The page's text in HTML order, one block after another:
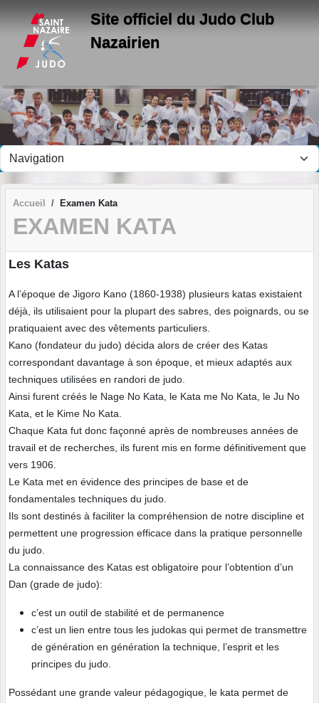
Site officiel du Judo Club
Nazairien
Accueil Examen Kata
EXAMEN KATA
Les Katas
A l’époque de Jigoro Kano (1860-1938) plusieurs katas existaient
déjà, ils utilisaient pour la plupart des sabres, des poignards, ou se
pratiquaient avec des vêtements particuliers.
Kano (fondateur du judo) décida alors de créer des Katas
correspondant davantage à son époque, et mieux adaptés aux
techniques utilisées en randori de judo.
Ainsi furent créés le Nage No Kata, le Kata me No Kata, le Ju No
Kata, et le Kime No Kata.
Chaque Kata fut donc façonné après de nombreuses années de
travail et de recherches, ils furent mis en forme définitivement que
vers 1906.
Le Kata met en évidence des principes de base et de
fondamentales techniques du judo.
Ils sont destinés à faciliter la compréhension de notre discipline et
permettent une progression efficace dans la pratique personnelle
du judo.
La connaissance des Katas est obligatoire pour l’obtention d’un
Dan (grade de judo):
c’est un outil de stabilité et de permanence
c’est un lien entre tous les judokas qui permet de transmettre
de génération en génération la technique, l’esprit et les
principes du judo.
Possédant une grande valeur pédagogique, le kata permet de